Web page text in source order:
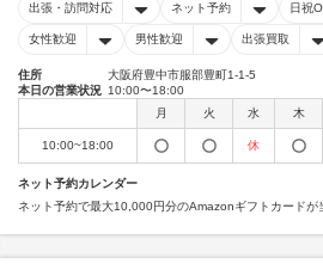
出張・訪問対応 ネット予約 日祝
女性歓迎 男性歓迎 出張買取
住所
大阪府豊中市服部豊町1-1-5
本日の営業状況 10:00〜18:00
月
火 水 木
10:00~18:00 休
ネット予約カレンダー
ネット予約で最大10,000円分のAmazonギフトカードが